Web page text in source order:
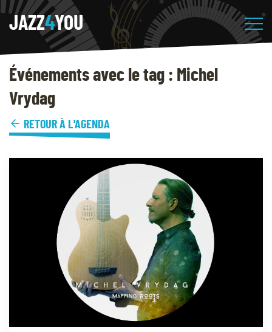
JAZZ4YOU
Événements avec le tag : Michel
Vrydag
RETOUR À L'AGENDA